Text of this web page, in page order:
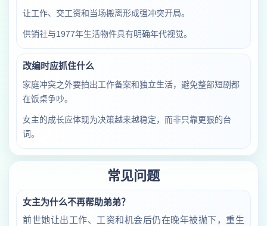
让工作、交工资和当场搬离形成强冲突开局。
供销社与1977年生活物件具有明确年代视觉。
改编时应抓住什么
家庭冲突之外要拍出工作备案和独立生活，避免整部短剧都
在饭桌争吵。
女主的成长应体现为决策越来越稳定，而非只靠更狠的台
词。
常见问题
女主为什么不再帮助弟弟？
前世她让出工作、工资和机会后仍在晚年被抛下，重生